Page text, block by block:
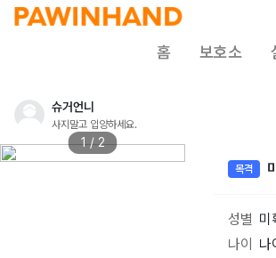
홈 보호소
슈거언니
사지말고 입양하세요.
1 / 2
목격
성별 미
나이
나